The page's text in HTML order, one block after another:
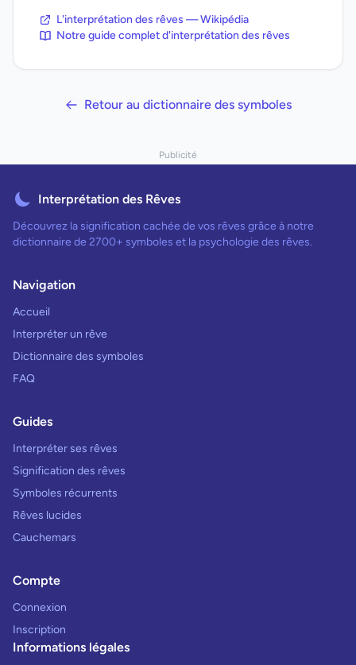
L'interprétation des rêves — Wikipédia
Notre guide complet d'interprétation des rêves
Retour au dictionnaire des symboles
Publicité
Interprétation des Rêves
Découvrez la signification cachée de vos rêves grâce à notre
dictionnaire de 2700+ symboles et la psychologie des rêves.
Navigation
Accueil
Interpréter un rêve
Dictionnaire des symboles
FAQ
Guides
Interpréter ses rêves
Signification des rêves
Symboles récurrents
Rêves lucides
Cauchemars
Compte
Connexion
Inscription
Informations légales